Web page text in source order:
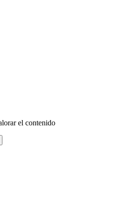
el contenido